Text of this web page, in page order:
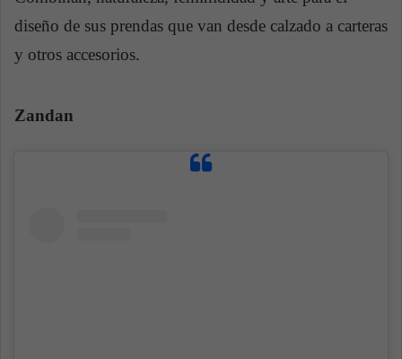
diseño de sus prendas que van desde calzado a carteras
y otros accesorios.
Zandan